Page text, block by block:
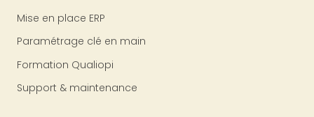
Mise en place ERP
Paramétrage clé en main
Formation Qualiopi
Support & maintenance